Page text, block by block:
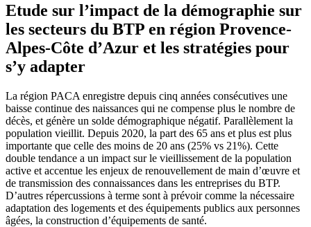
Etude sur l’impact de la démographie sur
les secteurs du BTP en région Provence-
Alpes-Côte d’Azur et les stratégies pour
s’y adapter
La région PACA enregistre depuis cinq années consécutives une
baisse continue des naissances qui ne compense plus le nombre de
décès, et génère un solde démographique négatif. Parallèlement la
population vieillit. Depuis 2020, la part des 65 ans et plus est plus
importante que celle des moins de 20 ans (25% vs 21%). Cette
double tendance a un impact sur le vieillissement de la population
active et accentue les enjeux de renouvellement de main d’œuvre et
de transmission des connaissances dans les entreprises du BTP.
D’autres répercussions à terme sont à prévoir comme la nécessaire
adaptation des logements et des équipements publics aux personnes
âgées, la construction d’équipements de santé.